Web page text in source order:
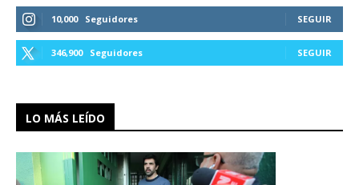
10,000 Seguidores SEGUIR
346,900 Seguidores SEGUIR
LO MÁS LEÍDO